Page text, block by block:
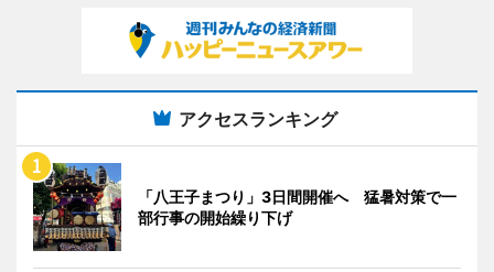
アクセスランキング
「八王子まつり」3日間開催へ 猛暑対策で一
部行事の開始繰り下げ